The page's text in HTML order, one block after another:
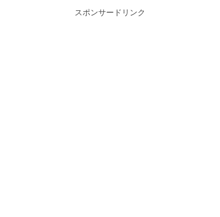
スポンサードリンク